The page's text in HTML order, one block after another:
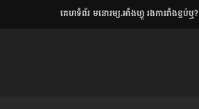
​គេហទំព័រ មនោរម្យ.អាំងហ្វូ រងការរាំងខ្ទប់ឬ?